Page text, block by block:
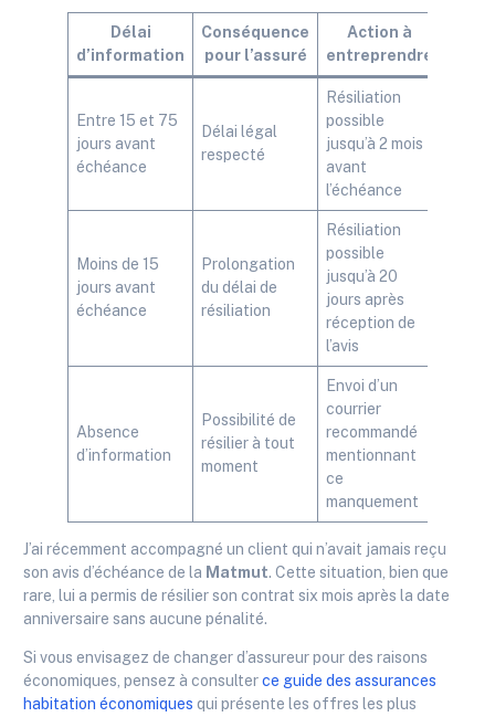
Délai
d’information
Conséquence
pour l’assuré
Action à
entreprendre
Entre 15 et 75
jours avant
échéance
Délai légal
respecté
Résiliation
possible
jusqu’à 2 mois
avant
l’échéance
Moins de 15
jours avant
échéance
Prolongation
du délai de
résiliation
Résiliation
possible
jusqu’à 20
jours après
réception de
l’avis
Absence
d’information
Possibilité de
résilier à tout
moment
Envoi d’un
courrier
recommandé
mentionnant
ce
manquement
J’ai récemment accompagné un client qui n’avait jamais reçu
son avis d’échéance de la Matmut. Cette situation, bien que
rare, lui a permis de résilier son contrat six mois après la date
anniversaire sans aucune pénalité.
Si vous envisagez de changer d’assureur pour des raisons
économiques, pensez à consulterce guide des assurances
habitation économiques qui présente les offres les plus